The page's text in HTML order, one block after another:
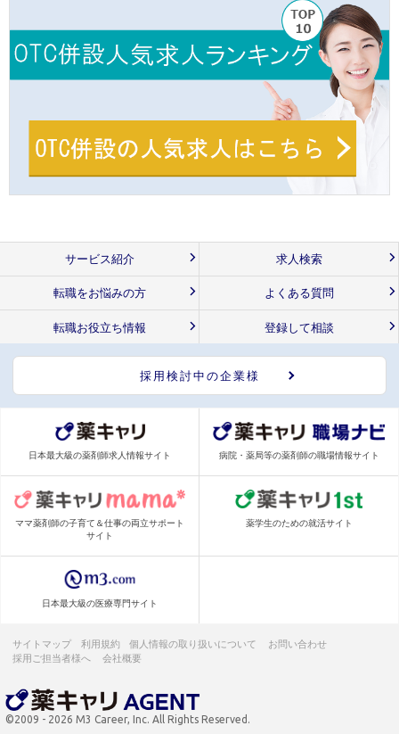
サービス紹介 求人検索
転職をお悩みの方 よくある質問
転職お役立ち情報 登録して相談
採用検討中の企業様
日本最大級の薬剤師求人情報サイト 病院・薬局等の薬剤師の職場情報サイト
ママ薬剤師の子育て＆仕事の両立サポート
サイト
薬学生のための就活サイト
日本最大級の医療専門サイト
サイトマップ 利用規約 個人情報の取り扱いについて
お問い合わせ
採用ご担当者様へ
会社概要
©2009 - 2026 M3 Career, Inc. All Rights Reserved.